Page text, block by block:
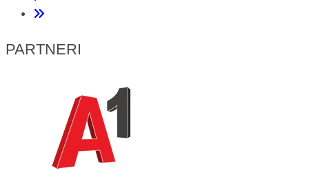
PARTNERI